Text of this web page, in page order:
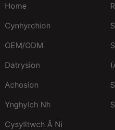
Home
Cynhyrchion
OEM/ODM
Datrysion
Achosion
Ynghylch Nh
Cysylltwch Â Ni